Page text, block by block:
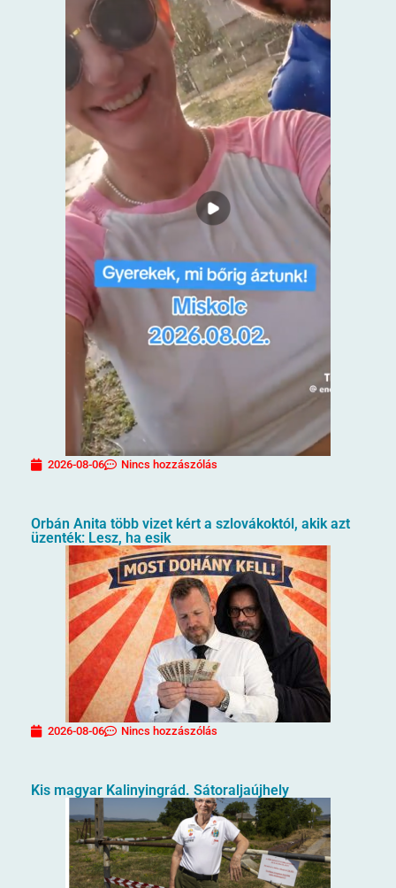
2026-08-06 Nincs hozzászólás
Orbán Anita több vizet kért a szlovákoktól, akik azt
üzenték: Lesz, ha esik
2026-08-06 Nincs hozzászólás
Kis magyar Kalinyingrád. Sátoraljaújhely